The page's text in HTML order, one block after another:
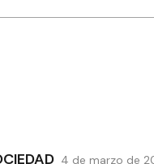
4 de marzo de